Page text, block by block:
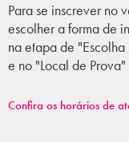
Para se inscrever no
escolher a forma de
na etapa de
e no "Local de
Confira os horários de